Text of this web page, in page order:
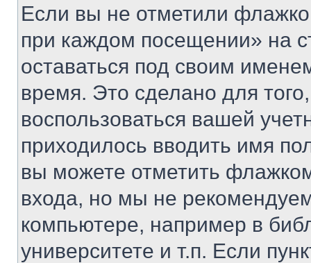
Если вы не отметили
при каждом посещении» на
оставаться под своим
время. Это сделано для
воспользоваться вашей
приходилось вводить имя
вы можете отметить
входа, но мы не
компьютере, например в
университете и т.п. Если